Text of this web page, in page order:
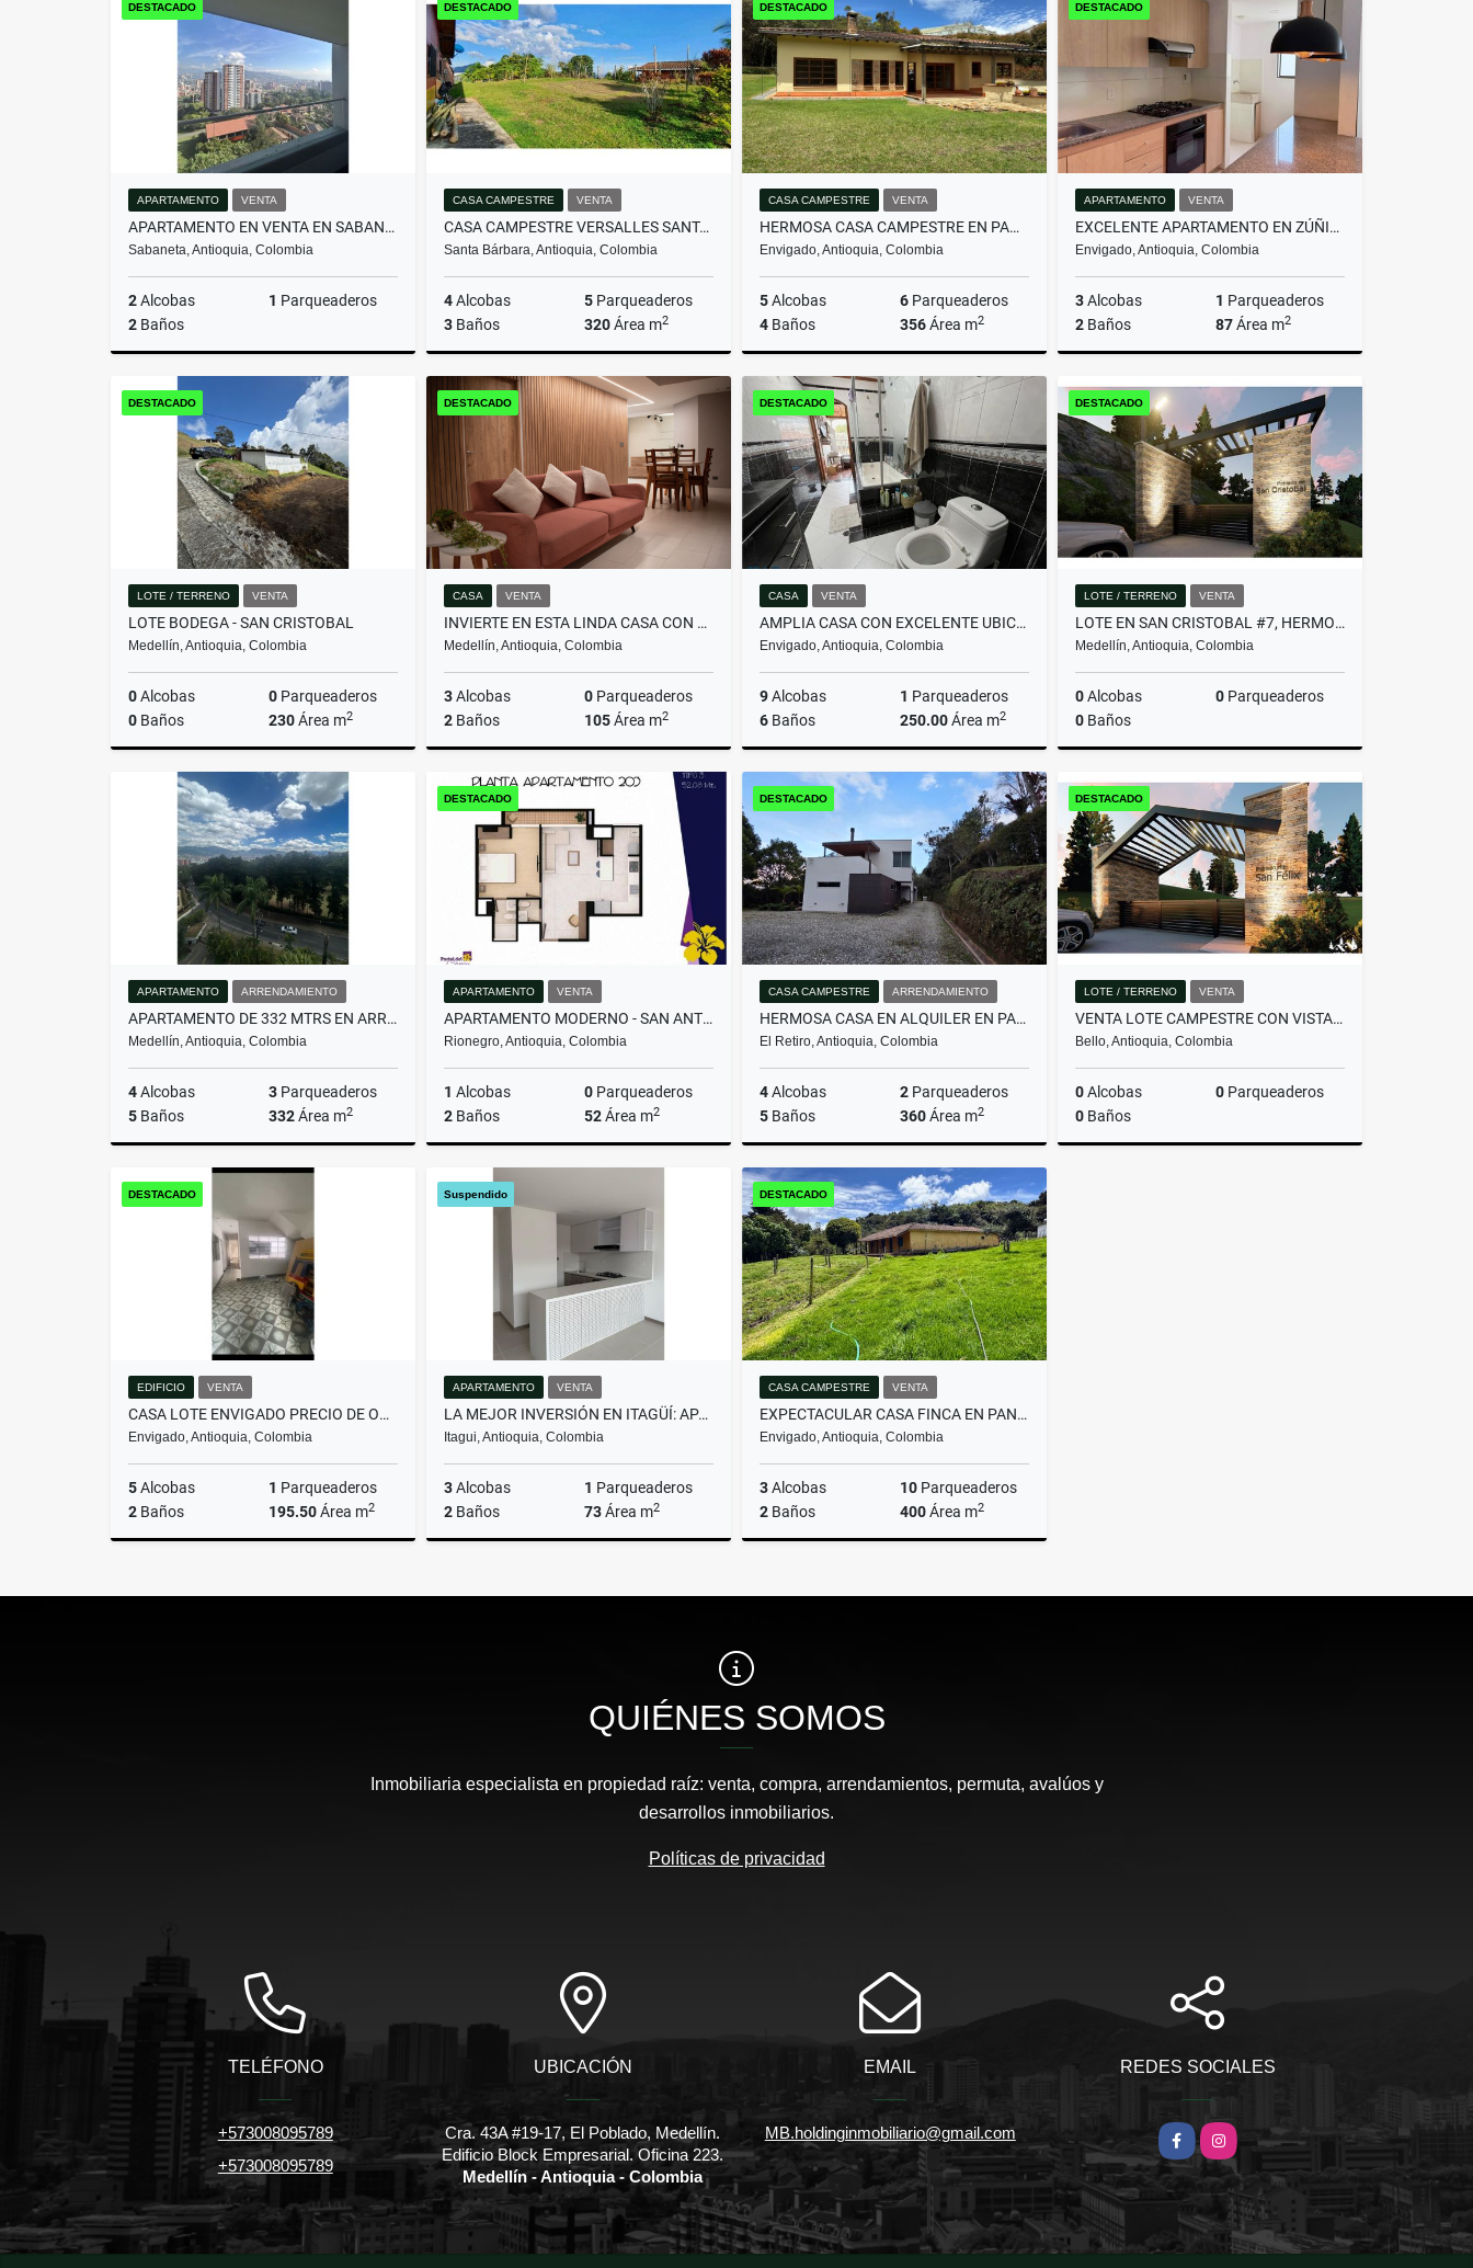
$2.000.000.000 $590.000.000
DESTACADO
APARTAMENTO VENTA
APARTAMENTO EN VENTA EN SABANETA | SECTOR EL CARMELO
Sabaneta, Antioquia, Colombia
2Alcobas 1 Parqueaderos
2 Baños
$580.000.000
DESTACADO
CASA CAMPESTRE VENTA
CASA CAMPESTRE VERSALLES SANTA BARBARA
Santa Bárbara, Antioquia, Colombia
4Alcobas 5 Parqueaderos
3 Baños 320Área m2
Venta
$465.000.000
DESTACADO
CASA CAMPESTRE VENTA
HERMOSA CASA CAMPESTRE EN PANTANILLO ENVIGADO
Envigado, Antioquia, Colombia
5Alcobas 6 Parqueaderos
4 Baños 356Área m2
Venta
$1.980.000.000
DESTACADO
APARTAMENTO VENTA
EXCELENTE APARTAMENTO EN ZÚÑIGA | UBICACIÓN ESTRATÉGICA Y SEGURA
Envigado, Antioquia, Colombia
3Alcobas 1 Parqueaderos
2 Baños 87Área m2
Venta
$780.000.000
DESTACADO
LOTE / TERRENO VENTA
LOTE BODEGA - SAN CRISTOBAL
Medellín, Antioquia, Colombia
0Alcobas 0 Parqueaderos
0 Baños 230Área m2
$563.850.000
DESTACADO
CASA VENTA
INVIERTE EN ESTA LINDA CASA CON PERMISO DE RENTAS CORTAS
Medellín, Antioquia, Colombia
3Alcobas 0 Parqueaderos
2 Baños 105Área m2
Venta
$1.200.000.000
Arrendamiento
DESTACADO
CASA VENTA
AMPLIA CASA CON EXCELENTE UBICACIÓN EN ENVIGADO!(MLS#252487)
Envigado, Antioquia, Colombia
9Alcobas 1 Parqueaderos
6 Baños 250.00Área m2
Venta
$1.100.000.000
DESTACADO
LOTE / TERRENO VENTA
LOTE EN SAN CRISTOBAL #7, HERMOSA VISTA PANORAMICA EN PARCELACION
Medellín, Antioquia, Colombia
0Alcobas 0 Parqueaderos
0 Baños
Venta
$357.480.000
APARTAMENTO ARRENDAMIENTO
APARTAMENTO DE 332 MTRS EN ARRIENDO EN EL POBLADO, MEDELLÍN
Medellín, Antioquia, Colombia
4Alcobas 3 Parqueaderos
5 Baños 332Área m2
Arrendamiento
DESTACADO
APARTAMENTO VENTA
APARTAMENTO MODERNO - SAN ANTONIO DE PEREIRA
Rionegro, Antioquia, Colombia
1 Alcobas 0 Parqueaderos
2 Baños 52Área m2
DESTACADO
CASA CAMPESTRE ARRENDAMIENTO
HERMOSA CASA EN ALQUILER EN PARCELACIÓN CAMPESTRE EN EL RETIRO
El Retiro, Antioquia, Colombia
4Alcobas 2 Parqueaderos
5 Baños 360Área m2
Arrendamiento
$13.000.000
DESTACADO
LOTE / TERRENO VENTA
VENTA LOTE CAMPESTRE CON VISTA PANORÁMICA -INVERSIÓN CERCA A MEDELLÍN.
Bello, Antioquia, Colombia
0Alcobas 0 Parqueaderos
0 Baños
DESTACADO
EDIFICIO VENTA
CASA LOTE ENVIGADO PRECIO DE OPORTUNIDAD
Envigado, Antioquia, Colombia
5Alcobas 1 Parqueaderos
2 Baños 195.50Área m2
$1.350.000.000
Suspendido
APARTAMENTO VENTA
LA MEJOR INVERSIÓN EN ITAGÜÍ: APARTAMENTO CON GRAN UBICACIÓN.
Itagui, Antioquia, Colombia
3Alcobas 1 Parqueaderos
2 Baños 73Área m2
$600.000.000
DESTACADO
CASA CAMPESTRE VENTA
EXPECTACULAR CASA FINCA EN PANTANILLO ALTO DE PALMAS
Envigado, Antioquia, Colombia
3Alcobas 10 Parqueaderos
2 Baños 400Área m2
$8.839.490.000
QUIÉNES SOMOS
Inmobiliaria especialista en propiedad raíz: venta, compra, arrendamientos, permuta, avalúos y
desarrollos inmobiliarios.
Políticas de privacidad
TELÉFONO
+573008095789
+573008095789
UBICACIÓN
Cra. 43A #19-17, El Poblado, Medellín.
Edificio Block Empresarial. Oficina 223.
Medellín - Antioquia - Colombia
EMAIL
MB.holdinginmobiliario@gmail.com
REDES SOCIALES
FacebookInstagram